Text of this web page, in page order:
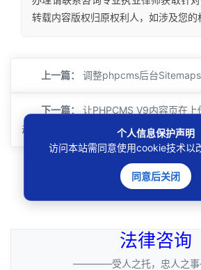
转载内容版权归原权利人，如涉及您的
上一篇： 调整phpcms后台
下一篇：
让PHPCMS V9内容页在上
动加上以文章标题为内容的alt属性值
法律咨询
————受人之托，忠人
个人信息保护声明
访问本站需同意使用cookie技术以
同意后关闭